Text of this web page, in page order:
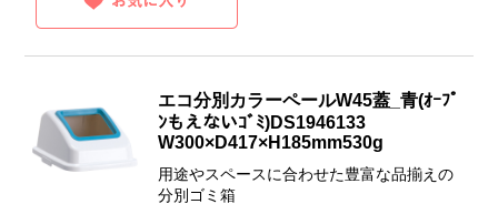
エコ分別カラーペールW45蓋_青(ｵｰﾌﾟ
ﾝもえないｺﾞﾐ)DS1946133
W300×D417×H185mm530g
用途やスペースに合わせた豊富な品揃えの
分別ゴミ箱